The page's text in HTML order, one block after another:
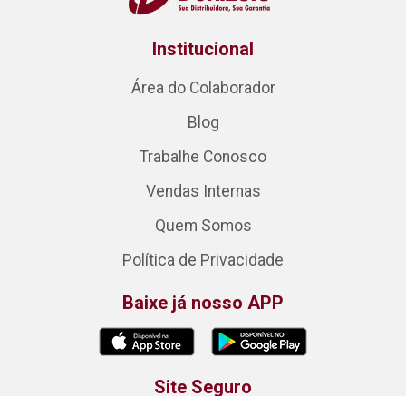
Institucional
Área do Colaborador
Blog
Trabalhe Conosco
Vendas Internas
Quem Somos
Política de Privacidade
Baixe já nosso APP
Site Seguro